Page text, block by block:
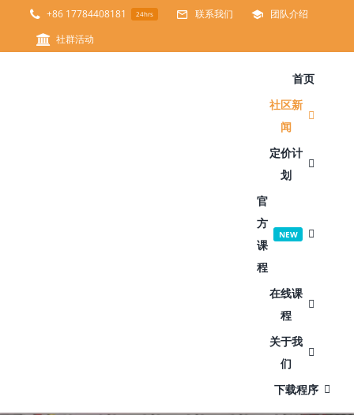
+86 17784408181 24hrs 联系我们
团队介绍
社群活动
首页
社区新
闻
定价计
划
官
方
课
程
NEW
在线课
程
关于我
们
下载程序